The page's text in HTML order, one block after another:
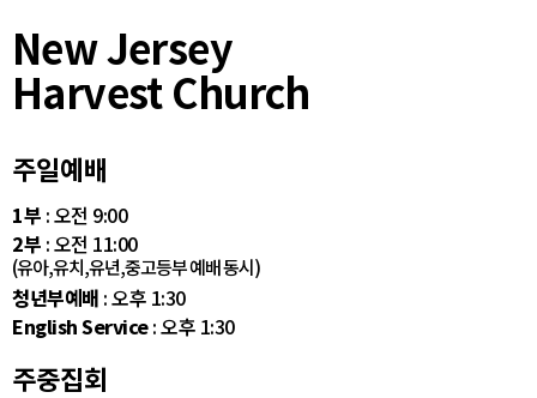
New Jersey
Harvest Church
주일예배
1부 : 오전 9:00
2부 : 오전 11:00
(유아,유치,유년,중고등부 예배 동시)
청년부예배 : 오후 1:30
English Service: 오후 1:30
주중집회